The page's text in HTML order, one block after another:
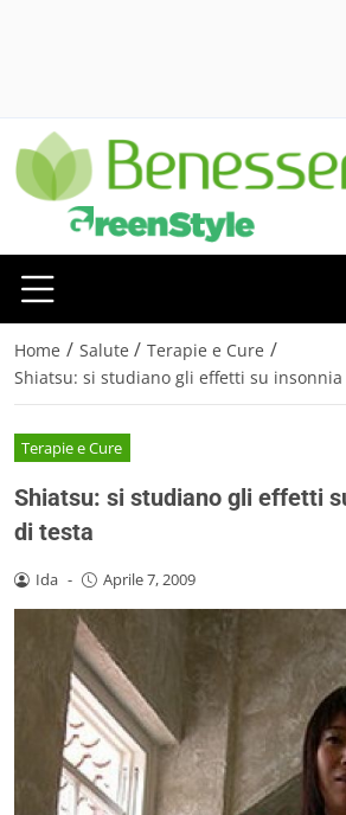
Home / Salute / Terapie e Cure /
Shiatsu: si studiano gli effetti su
Terapie e Cure
Shiatsu: si studiano gli effetti
di testa
Ida - Aprile 7, 2009